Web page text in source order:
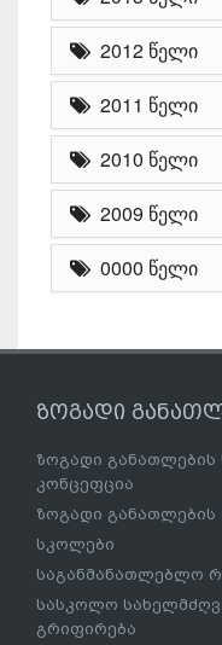
2012 წელი
2011 წელი
2010 წელი
2009 წელი
0000 წელი
ზოგადი
ზოგადი
კონცეფცია
ზოგადი
სკოლები
საგანმანათლებლო
სასკოლო
გრიფირება